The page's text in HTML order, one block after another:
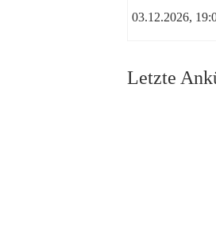
03.12.2026,
Letzte